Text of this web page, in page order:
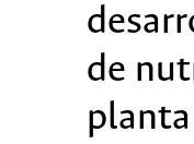
de